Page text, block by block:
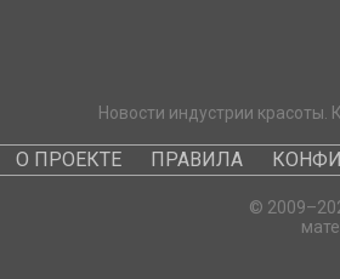
Новости индустрии
О ПРОЕКТЕ ПРАВИЛА
©